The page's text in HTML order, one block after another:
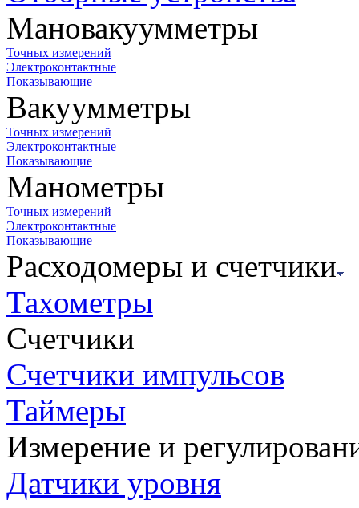
Мановакуумметры
Точных измерений
Электроконтактные
Показывающие
Вакуумметры
Точных измерений
Электроконтактные
Показывающие
Манометры
Точных измерений
Электроконтактные
Показывающие
Расходомеры и счетчики
Тахометры
Счетчики
Счетчики импульсов
Таймеры
Измерение и
Датчики уровня